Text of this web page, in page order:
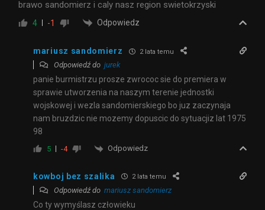
brawo sandomierz i caly nasz region swietokrzyski
4 -1 Odpowiedz
mariusz sandomierz 2 lata temu
Odpowiedź do jurek
panie burmistrzu prosze zwrococ sie do premiera w
sprawie utworzenia na naszym terenie jednostki
wojskowej i wezla sandomierskiego bo juz zaczynaja
nam bruzdzic nie mozemy dopuscic do sytuacjiz lat 1975
98
5 -4 Odpowiedz
kowboj bez szalika 2 lata temu
Odpowiedź do mariusz sandomierz
Co ty wymyślasz człowieku